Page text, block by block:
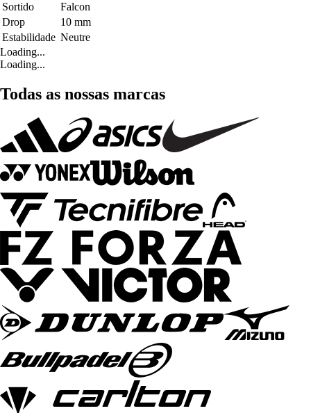
Sortido
Falcon
Drop
10 mm
Estabilidade Neutre
Loading...
Loading...
Todas as nossas marcas